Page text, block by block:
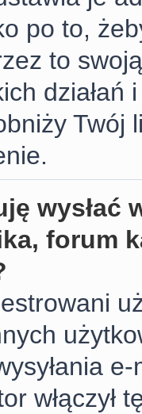
po to,
to
działań
Twój
wysłać
forum
włączył